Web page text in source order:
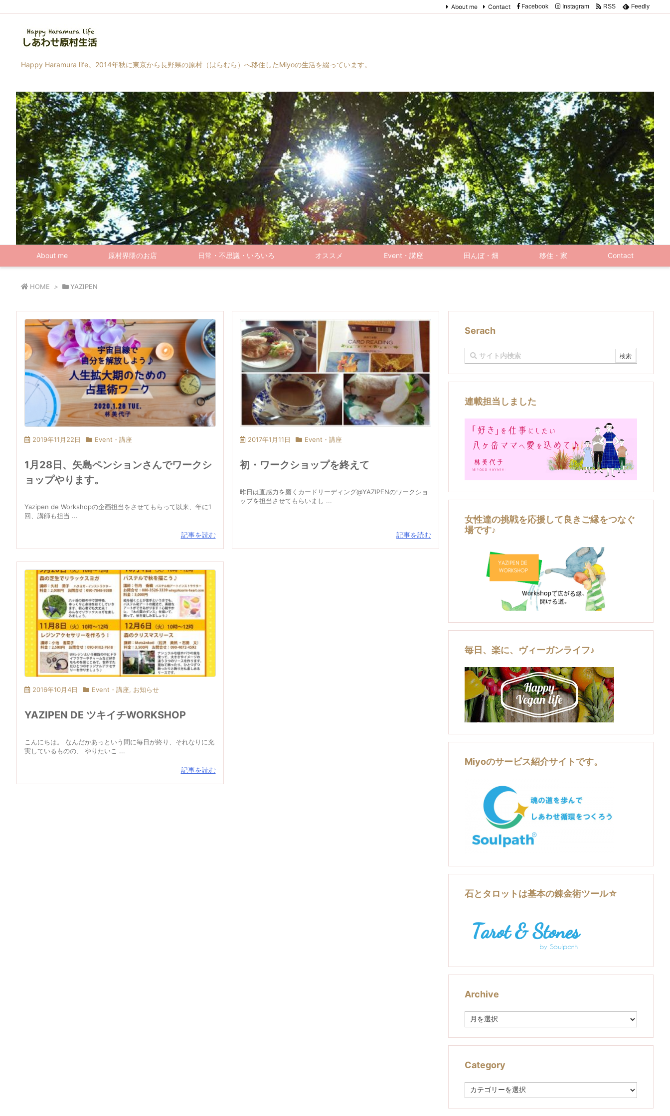
Happy Haramura life。2014年秋に東京から長野県の原村（はらむら）へ移住したMiyoの生活を綴っています。
About me 原村界隈のお店 日常・不思議・いろいろ オススメ Event・講座 田んぼ・畑 移住・家 Contact
About me Contact Facebook Instagram RSS Feedly
HOME > YAZIPEN
2019年11月22日 Event・講座
1月28日、矢島ペンションさんでワークシ
ョップやります。
Yazipen de Workshopの企画担当をさせてもらって以来、年に1
回、講師も担当 ...
記事を読む
2017年1月11日 Event・講座
初・ワークショップを終えて
昨日は直感力を磨くカードリーディング@YAZIPENのワークショ
ップを担当させてもらいまし ...
記事を読む
2016年10月4日 Event・講座, お知らせ
YAZIPEN DE ツキイチWORKSHOP
こんにちは。 なんだかあっという間に毎日が終り、それなりに充
実しているものの、 やりたいこ ...
記事を読む
Serach
連載担当しました
女性達の挑戦を応援して良きご縁をつなぐ
場です♪
毎日、楽に、ヴィーガンライフ♪
Miyoのサービス紹介サイトです。
石とタロットは基本の錬金術ツール☆
Archive
h
e
Category
e